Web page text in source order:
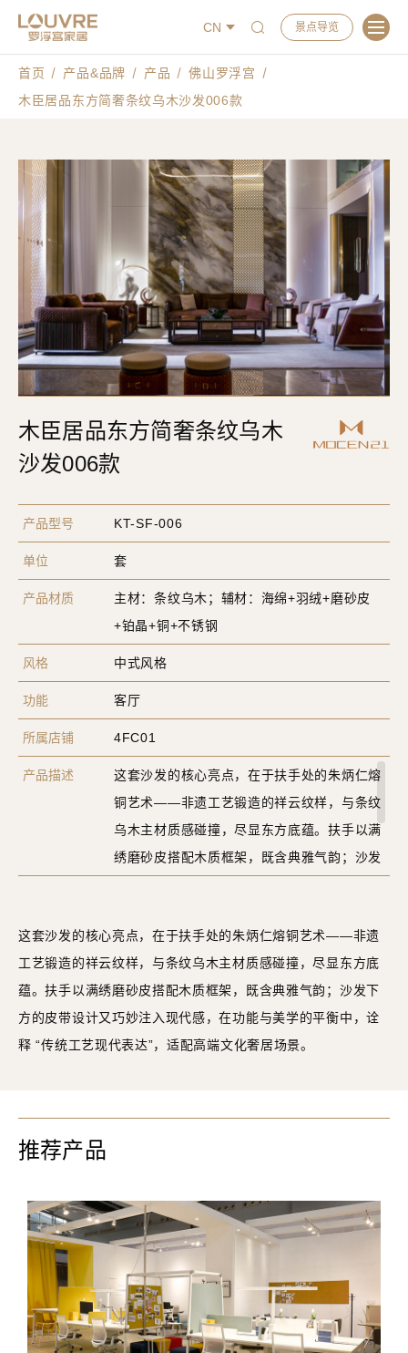
CN 景点导览
首页 产品&品牌 产品
佛山罗浮宫
木臣居品东方简奢条纹乌木沙发006款
木臣居品东方简奢条纹乌木
沙发006款
产品型号 KT-SF-006
单位 套
产品材质
主材：条纹乌木；辅材：海绵+羽绒+磨砂皮
+铂晶+铜+不锈钢
风格 中式风格
功能 客厅
所属店铺 4FC01
产品描述
这套沙发的核心亮点，在于扶手处的朱炳仁熔
铜艺术——非遗工艺锻造的祥云纹样，与条纹
乌木主材质感碰撞，尽显东方底蕴。扶手以满
绣磨砂皮搭配木质框架，既含典雅气韵；沙发
配高端文化奢居场景。
这套沙发的核心亮点，在于扶手处的朱炳仁熔铜艺术——非遗
工艺锻造的祥云纹样，与条纹乌木主材质感碰撞，尽显东方底
蕴。扶手以满绣磨砂皮搭配木质框架，既含典雅气韵；沙发下
方的皮带设计又巧妙注入现代感，在功能与美学的平衡中，诠
释 “传统工艺现代表达”，适配高端文化奢居场景。
推荐产品